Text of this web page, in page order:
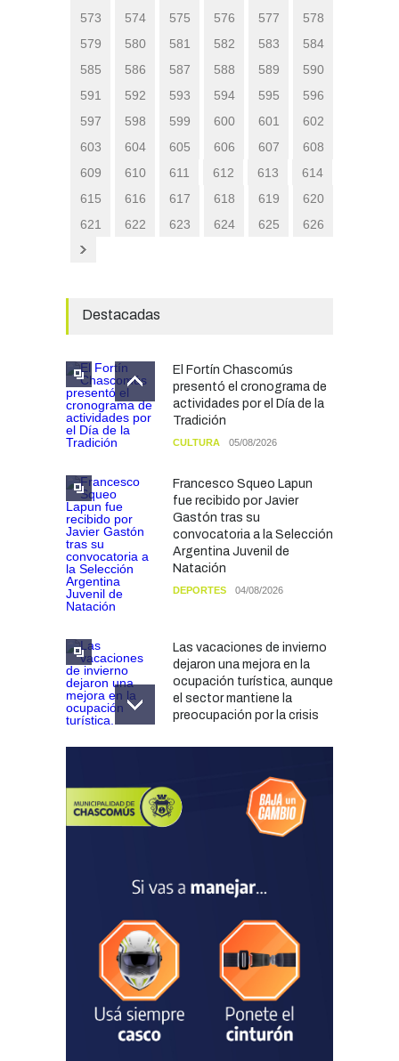
573
574 575 576 577
578
579
580 581 582 583
584
585
586 587 588 589
590
591
592 593 594 595
596
597
598 599 600 601
602
603
604 605 606 607
608
609
610 611 612 613
614
615
616 617 618 619
620
621
622 623 624 625 626
Destacadas
El Fortín Chascomús
presentó el cronograma de
actividades por el Día de la
Tradición
CULTURA 05/08/2026
Francesco Squeo Lapun
fue recibido por Javier
Gastón tras su
convocatoria a la Selección
Argentina Juvenil de
Natación
DEPORTES 04/08/2026
Las vacaciones de invierno
dejaron una mejora en la
ocupación turística, aunque
el sector mantiene la
preocupación por la crisis
Chascomús incorporó una
prevención ante eventos
SEGURIDAD 31/07/2026
La Escuela Normal tendrá
calefacción para el reinicio
de las clases tras una obra
de emergencia financiada
por la Municipalidad